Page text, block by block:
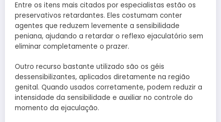
Entre os itens mais citados por especialistas estão os
preservativos retardantes. Eles costumam conter
agentes que reduzem levemente a sensibilidade
peniana, ajudando a retardar o reflexo ejaculatório sem
eliminar completamente o prazer.
Outro recurso bastante utilizado são os géis
dessensibilizantes, aplicados diretamente na região
genital. Quando usados corretamente, podem reduzir a
intensidade da sensibilidade e auxiliar no controle do
momento da ejaculação.